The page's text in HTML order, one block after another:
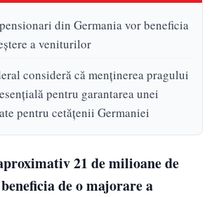
din Germania vor beneficia
a veniturilor
consideră că menținerea pragului
pentru garantarea unei
pentru cetățenii Germaniei
21 de milioane de
de o majorare a